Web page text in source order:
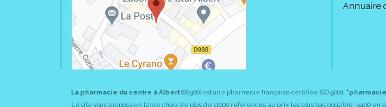
Annuaire
La pharmacie du centre à Albert(80300) est une pharmacie française certifiée ISO 9001.
Le site vous propose un large choix de plus de 11000 références, au prix les plus bas possible : 9400